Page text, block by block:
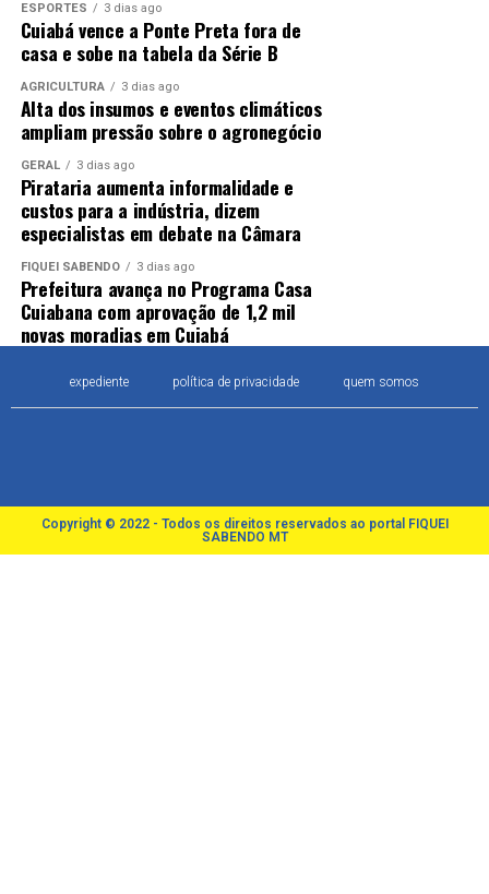
ESPORTES 3 dias ago
Cuiabá vence a Ponte Preta fora de
casa e sobe na tabela da Série B
AGRICULTURA 3 dias ago
Alta dos insumos e eventos climáticos
ampliam pressão sobre o agronegócio
GERAL 3 dias ago
Pirataria aumenta informalidade e
custos para a indústria, dizem
especialistas em debate na Câmara
FIQUEI SABENDO 3 dias ago
Prefeitura avança no Programa Casa
Cuiabana com aprovação de 1,2 mil
novas moradias em Cuiabá
expediente política de privacidade quem somos
Copyright © 2022 - Todos os direitos reservados ao portal FIQUEI
SABENDO MT